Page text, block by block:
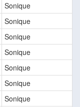
Sonique
Sonique
Sonique
Sonique
Sonique
Sonique
Sonique